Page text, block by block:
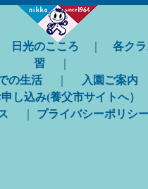
日光のこころ
各ク
習
の生活 入園ご案内
し込み(養父市サイトへ）
プライバシーポリシ